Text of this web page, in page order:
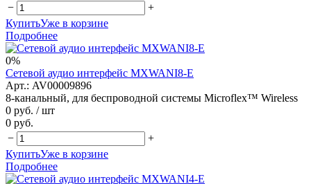
−
+
КупитьУже в корзине
Подробнее
0%
Сетевой аудио интерфейс MXWANI8-E
Арт.: AV00009896
8-канальный, для беспроводной системы Microflex™ Wireless
0 руб. / шт
0 руб.
−
+
КупитьУже в корзине
Подробнее